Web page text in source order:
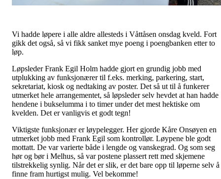
Vi hadde løpere i alle aldre allesteds i Våttåsen onsdag kveld. Fort
gikk det også, så vi fikk sanket mye poeng i poengbanken etter to
løp.
Løpsleder Frank Egil Holm hadde gjort en grundig jobb med
utplukking av funksjonærer til f.eks. merking, parkering, start,
sekretariat, kiosk og nedtaking av poster. Det så ut til å funkerer
utmerket hele arrangementet, så løpsleder selv hevdet at han hadde
hendene i bukselumma i to timer under det mest hektiske om
kvelden. Det er vanligvis et godt tegn!
Viktigste funksjonær er løypelegger. Her gjorde Kåre Onsøyen en
utmerket jobb med Frank Egil som kontrollør. Løypene ble godt
mottatt. De var varierte både i lengde og vanskegrad. Og som seg
hør og bør i Melhus, så var postene plassert rett med skjemene
tilstrekkelig synlig. Når det er slik, er det bare opp til løperne selv å
finne fram hurtigst mulig. Vel bekomme!